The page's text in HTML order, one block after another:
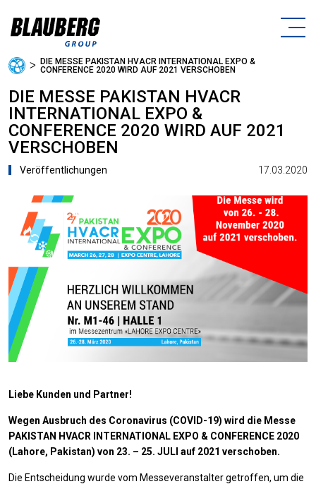
ᐳ DIE MESSE PAKISTAN HVACR INTERNATIONAL EXPO &
CONFERENCE 2020 WIRD AUF 2021 VERSCHOBEN
DIE MESSE PAKISTAN HVACR
INTERNATIONAL EXPO &
CONFERENCE 2020 WIRD AUF 2021
VERSCHOBEN
Veröffentlichungen 17.03.2020
Liebe Kunden und Partner!
Wegen Ausbruch des Coronavirus (COVID-19) wird die Messe
PAKISTAN HVACR INTERNATIONAL EXPO & CONFERENCE 2020
(Lahore, Pakistan) von 23. – 25. JULI auf 2021 verschoben.
Die Entscheidung wurde vom Messeveranstalter getroffen, um die